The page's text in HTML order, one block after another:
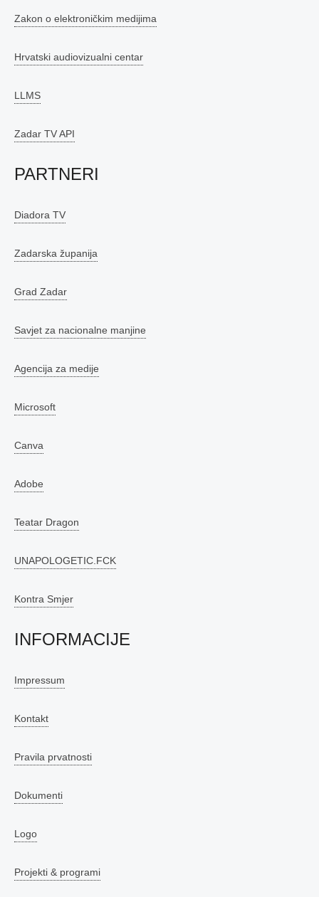
Zakon o elektroničkim medijima
Hrvatski audiovizualni centar
LLMS
Zadar TV API
PARTNERI
Diadora TV
Zadarska županija
Grad Zadar
Savjet za nacionalne manjine
Agencija za medije
Microsoft
Canva
Adobe
Teatar Dragon
UNAPOLOGETIC.FCK
Kontra Smjer
INFORMACIJE
Impressum
Kontakt
Pravila prvatnosti
Dokumenti
Logo
Projekti & programi